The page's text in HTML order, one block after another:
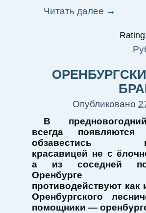
Читать далее →
Опубликовано
В
всегда появляются
обзавестись
красавицей не с
а из соседней
Оренбурге
противодействуют как
Оренбургского
помощники —